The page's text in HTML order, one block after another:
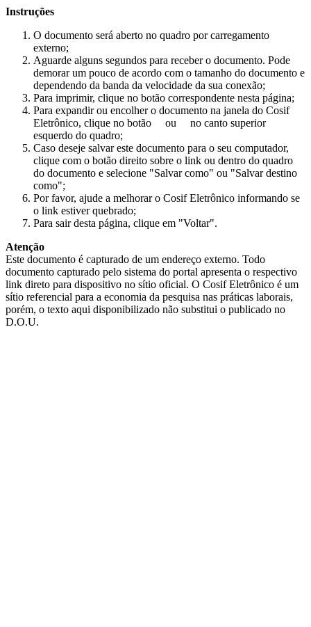
Instruções
O documento será aberto no quadro por carregamento
externo;
Aguarde alguns segundos para receber o documento. Pode
demorar um pouco de acordo com o tamanho do documento e
dependendo da banda da velocidade da sua conexão;
Para imprimir, clique no botão correspondente nesta página;
Para expandir ou encolher o documento na janela do Cosif
Eletrônico, clique no botão
ou
no canto superior
esquerdo do quadro;
Caso deseje salvar este documento para o seu computador,
clique com o botão direito sobre o link ou dentro do quadro
do documento e selecione "Salvar como" ou "Salvar destino
como";
Por favor, ajude a melhorar o Cosif Eletrônico informando se
o link estiver quebrado;
Para sair desta página, clique em "Voltar".
Atenção
Este documento é capturado de um endereço externo. Todo
documento capturado pelo sistema do portal apresenta o respectivo
link direto para dispositivo no sítio oficial. O Cosif Eletrônico é um
sítio referencial para a economia da pesquisa nas práticas laborais,
porém, o texto aqui disponibilizado não substitui o publicado no
D.O.U.